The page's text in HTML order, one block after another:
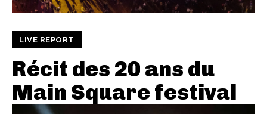
LIVE REPORT
Récit des 20 ans du
Main Square festival